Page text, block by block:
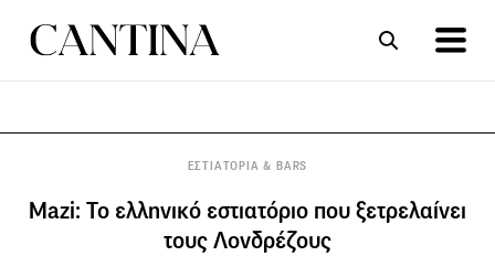
ΕΣΤΙΑΤΟΡΙΑ & BARS
Mazi: Το ελληνικό εστιατόριο που ξετρελαίνει
τους Λονδρέζους